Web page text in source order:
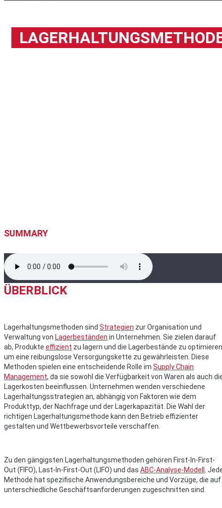
SUMMARY
ÜBERBLICK
Lagerhaltungsmethoden sind Strategien zur Organisation und
Verwaltung von Lagerbeständen in Unternehmen. Sie zielen darauf
ab, Produkte effizient zu lagern und die Lagerbestände zu
um eine reibungslose Versorgungskette zu gewährleisten. Diese
Methoden spielen eine entscheidende Rolle im Supply Chain
Management, da sie sowohl die Verfügbarkeit von Waren als auch
Lagerkosten beeinflussen. Unternehmen wenden verschiedene
Lagerhaltungsstrategien an, abhängig von Faktoren wie dem
Produkttyp, der Nachfrage und der Lagerkapazität. Die Wahl der
richtigen Lagerhaltungsmethode kann den Betrieb effizienter
gestalten und Wettbewerbsvorteile verschaffen.
Zu den gängigsten Lagerhaltungsmethoden gehören First-In-First-
Out (FIFO), Last-In-First-Out (LIFO) und das ABC-Analyse-Modell
.
Methode hat spezifische Anwendungsbereiche und Vorzüge, die auf
unterschiedliche Geschäftsanforderungen zugeschnitten sind.